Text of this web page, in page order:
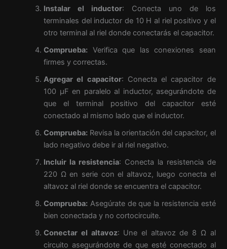
Instalar el inductor: Conecta uno de los
terminales del inductor de 10 H al riel positivo y el
otro terminal al riel donde conectarás el capacitor.
Comprueba: Verifica que las conexiones sean
firmes y correctas.
Agregar el capacitor: Conecta el capacitor de
100 µF en paralelo al inductor, asegurándote de
que el terminal positivo del capacitor esté
conectado al mismo lado que el inductor.
Comprueba: Revisa la orientación del capacitor, el
lado negativo debe ir al riel negativo.
Incluir la resistencia: Conecta la resistencia de
220 Ω en serie con el altavoz, luego conecta el
altavoz al riel donde se encuentra el capacitor.
Comprueba: Asegúrate de que la resistencia esté
bien conectada y no cortocircuite.
Conectar el altavoz: Une el altavoz de 8 Ω al
circuito asegurándote de que esté conectado al